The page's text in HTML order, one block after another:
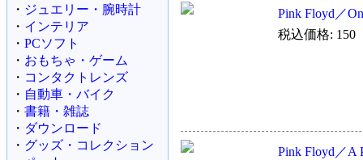
・ ジュエリー・腕時計
・ インテリア
・ PCソフト
・ おもちゃ・ゲーム
・ コンタクトレンズ
・ 自動車・バイク
・ 書籍・雑誌
・ ダウンロード
・ グッズ・コレクション
Pink Floyd／
税込価格: 150
Pink Floyd／A